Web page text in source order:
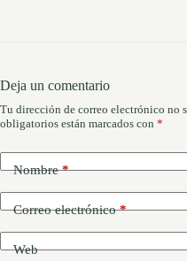
Deja un comentario
Tu dirección de correo electrónico no
obligatorios están marcados con *
Nombre*
Correo electrónico*
Web